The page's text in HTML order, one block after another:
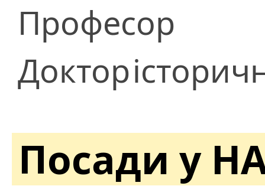
Професор
Доктор
Посади у